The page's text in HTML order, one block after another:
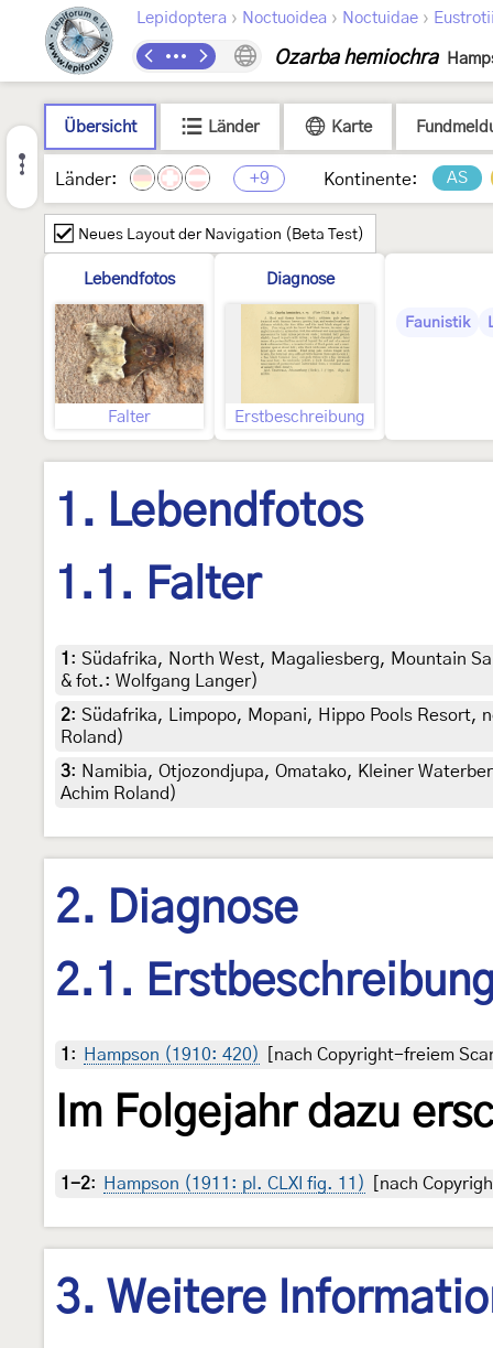
Lepidoptera › Noctuoidea › Noctuidae ›
Ozarba hemiochra
Übersicht Länder Karte
Länder: +9 Kontinente: AS
Neues Layout der Navigation (Beta Test)
Lebendfotos
Falter
Diagnose
Erstbeschreibung
Faunistik
1. Lebendfotos
1.1. Falter
1 : Südafrika, North West, Magaliesberg, Mountain
& fot.: Wolfgang Langer)
2: Südafrika, Limpopo, Mopani, Hippo Pools
Roland)
3: Namibia, Otjozondjupa, Omatako, Kleiner
Achim Roland)
2. Diagnose
2.1.
1 : Hampson (1910: 420) [nach Copyright-freiem
Im Folgejahr dazu
1-2: Hampson (1911: pl. CLXI fig. 11) [nach
3. Weitere